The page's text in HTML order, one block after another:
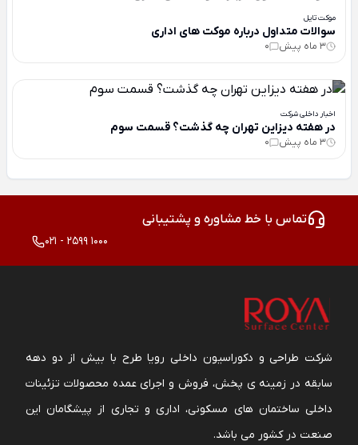
موکت تایل
سوالات متداول درباره موکت های اداری
3 ماه پیش 0
اخبار داخلی شرکت
در هفته دیزاین تهران چه گذشت؟ قسمت سوم
3 ماه پیش 0
تماس با خط مشاوره و پشتیبانی
021 - 2599 1000
شرکت طراحی و دکوراسیون داخلی رویا طرح با بیش از دو دهه
سابقه در زمینه ی پخش، فروش و اجرای عمده محصولات تزئینات
داخلی ساختمان های مسکونی، اداری و تجاری از پیشگامان این
صنعت در کشور می باشد.